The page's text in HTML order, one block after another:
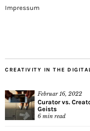
Impressum
CREATIVITY IN THE
Februar 16, 2022
Curator vs.
Geists
6 min read